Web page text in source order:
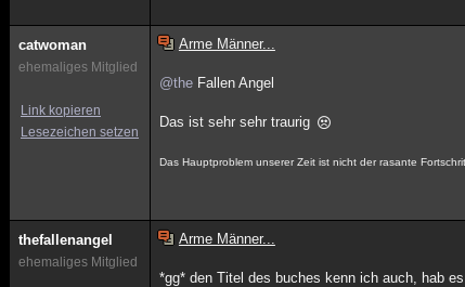
catwoman
ehemaliges Mitglied
Link kopieren
Lesezeichen setzen
Arme Männer...
@the Fallen Angel
Das ist sehr sehr traurig
Das Hauptproblem unserer Zeit ist nicht der rasante
thefallenangel
ehemaliges Mitglied
Arme Männer...
*gg* den Titel des buches kenn ich auch, hab